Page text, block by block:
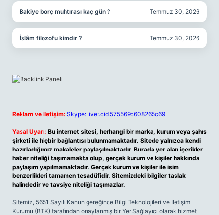
Bakiye borç muhtırası kaç gün ? Temmuz 30, 2026
İslâm filozofu kimdir ? Temmuz 30, 2026
Reklam ve İletişim: Skype: live:.cid.575569c608265c69
Yasal Uyarı: Bu internet sitesi, herhangi bir marka, kurum veya şahıs
şirketi ile hiçbir bağlantısı bulunmamaktadır. Sitede yalnızca kendi
hazırladığımız makaleler paylaşılmaktadır. Burada yer alan içerikler
haber niteliği taşımamakta olup, gerçek kurum ve kişiler hakkında
paylaşım yapılmamaktadır. Gerçek kurum ve kişiler ile isim
benzerlikleri tamamen tesadüfidir. Sitemizdeki bilgiler taslak
halindedir ve tavsiye niteliği taşımazlar.
Sitemiz, 5651 Sayılı Kanun gereğince Bilgi Teknolojileri ve İletişim
Kurumu (BTK) tarafından onaylanmış bir Yer Sağlayıcı olarak hizmet